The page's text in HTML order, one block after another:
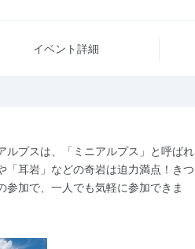
イベント詳細
ルプスは、「ミニアルプス」と呼ばれ
「耳岩」などの奇岩は迫力満点！きつ
加で、一人でも気軽に参加できま